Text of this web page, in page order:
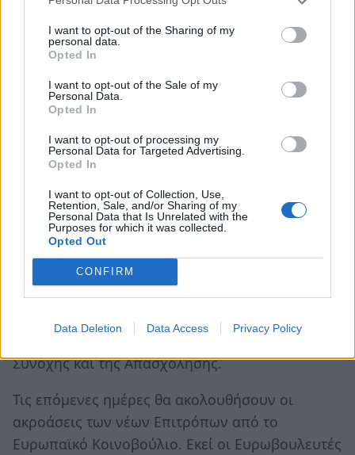
I want to opt-out of the Sharing of my
personal data.
Opted In
I want to opt-out of the Sale of my
Personal Data.
Opted In
I want to opt-out of processing my
Personal Data for Targeted Advertising.
Opted In
I want to opt-out of Collection, Use,
Retention, Sale, and/or Sharing of my
Personal Data that Is Unrelated with the
Purposes for which it was collected.
Opted Out
CONFIRM
Data Deletion Data Access Privacy Policy
θετική εξέλιξη. Πως μπορεί να ζητά την τήρηση
των κριτήριων της Κοπεγχάγης, αυτός που τα
παραβιάζει εκ των έσω;
Στα θετικά βέβαια θα ήθελα να σημειώσω ως
εισηγητής του Ευρωπαϊκού Κοινοβουλίου για το
rescEU την αναβάθμιση του Ευρωπαϊκού
Μηχανισμού Πολιτικής Προστασίας ως ένα
κύριο εργαλείο άσκησης πολιτικής καθώς πλέον
αποτελεί την κυρία αρμοδιότητα του νέου
Επιτρόπου διαχείρισης κρίσεων Janez Lenarčič.
Επίσης θετικές προσδοκίες δημιουργεί η ισχυρή
παρουσία Επιτρόπων που προέρχονται από την
Σοσιαλιστική Ομάδα και η ανάληψή σημαντικών
χαρτοφυλακίων όπως της Οικονομίας, της
Συνοχής και της Απασχόλησης.
Τις επόμενες ημέρες θα ακολουθήσουν οι
ακροάσεις των νέων Επιτρόπων από το
Ευρωπαϊκό Κοινοβούλιο. Εκεί οι Ευρωβουλευτές